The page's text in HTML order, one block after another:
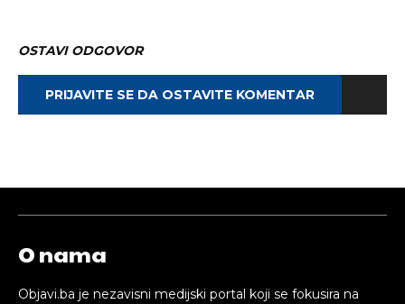
OSTAVI ODGOVOR
PRIJAVITE SE DA OSTAVITE KOMENTAR
O nama
Objavi.ba je nezavisni medijski portal koji se fokusira na